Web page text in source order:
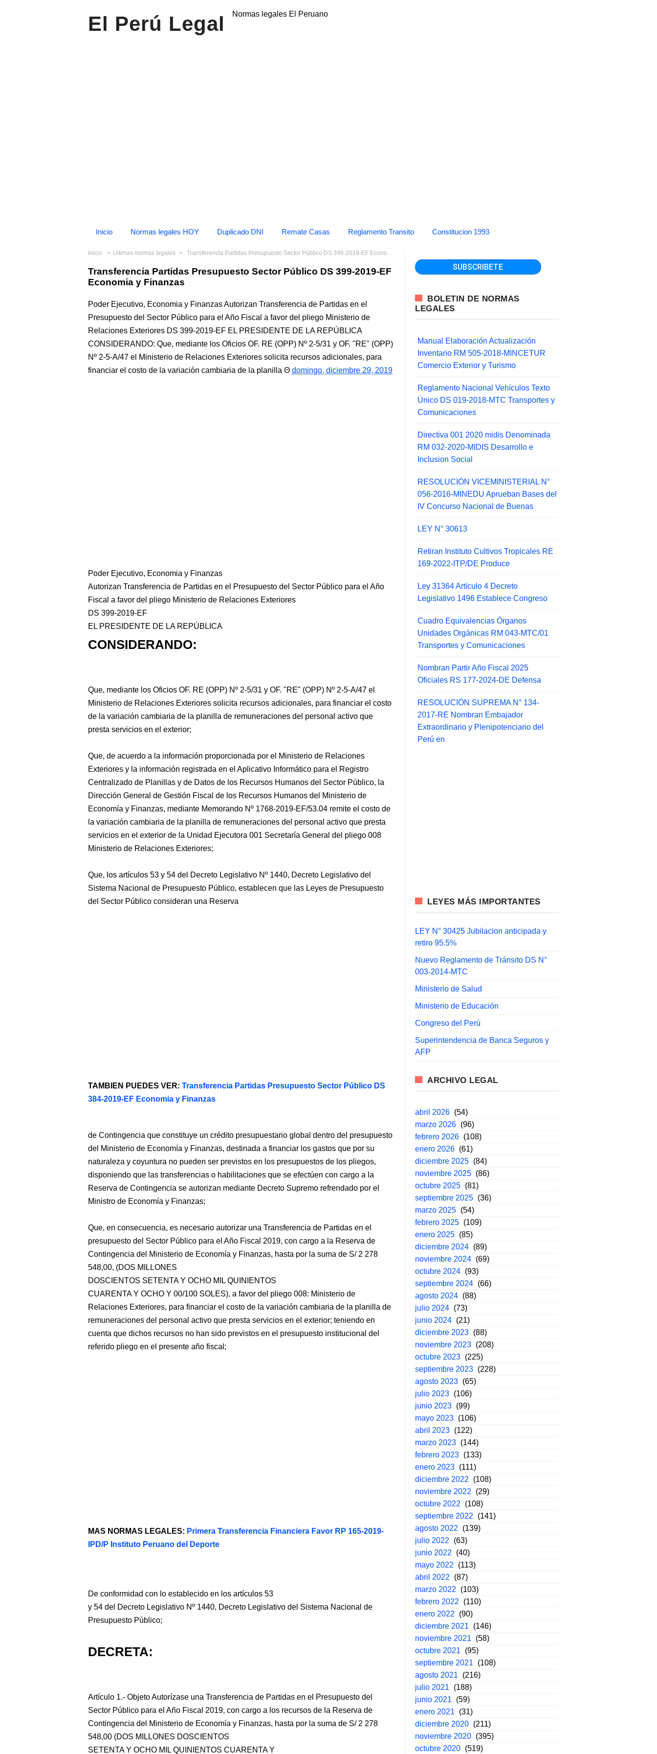
El Perú Legal Normas legales El Peruano
Inicio Normas legales HOY Duplicado DNI Remate Casas Reglamento Transito Constitucion 1993
Inicio Últimas normas legales Transferencia Partidas Presupuesto Sector Público DS 399-2019-EF Economia y Finanzas
Transferencia Partidas Presupuesto Sector Público DS 399-2019-EF
Economia y Finanzas
Poder Ejecutivo, Economia y Finanzas Autorizan Transferencia de Partidas en el
Presupuesto del Sector Público para el Año Fiscal a favor del pliego Ministerio de
Relaciones Exteriores DS 399-2019-EF EL PRESIDENTE DE LA REPÚBLICA
CONSIDERANDO: Que, mediante los Oficios OF. RE (OPP) Nº 2-5/31 y OF. "RE" (OPP)
Nº 2-5-A/47 el Ministerio de Relaciones Exteriores solicita recursos adicionales, para
financiar el costo de la variación cambiaria de la planilla
domingo, diciembre 29, 2019
Poder Ejecutivo, Economia y Finanzas
Autorizan Transferencia de Partidas en el Presupuesto del Sector Público para el Año
Fiscal a favor del pliego Ministerio de Relaciones Exteriores
DS 399-2019-EF
EL PRESIDENTE DE LA REPÚBLICA
CONSIDERANDO:
Que, mediante los Oficios OF. RE (OPP) Nº 2-5/31 y OF. "RE" (OPP) Nº 2-5-A/47 el
Ministerio de Relaciones Exteriores solicita recursos adicionales, para financiar el costo
de la variación cambiaria de la planilla de remuneraciones del personal activo que
presta servicios en el exterior;
Que, de acuerdo a la información proporcionada por el Ministerio de Relaciones
Exteriores y la información registrada en el Aplicativo Informático para el Registro
Centralizado de Planillas y de Datos de los Recursos Humanos del Sector Público, la
Dirección General de Gestión Fiscal de los Recursos Humanos del Ministerio de
Economía y Finanzas, mediante Memorando Nº 1768-2019-EF/53.04 remite el costo de
la variación cambiaria de la planilla de remuneraciones del personal activo que presta
servicios en el exterior de la Unidad Ejecutora 001 Secretaría General del pliego 008
Ministerio de Relaciones Exteriores;
Que, los artículos 53 y 54 del Decreto Legislativo Nº 1440, Decreto Legislativo del
Sistema Nacional de Presupuesto Público, establecen que las Leyes de Presupuesto
del Sector Público consideran una Reserva
TAMBIEN PUEDES VER: Transferencia Partidas Presupuesto Sector Público DS
384-2019-EF Economia y Finanzas
de Contingencia que constituye un crédito presupuestario global dentro del presupuesto
del Ministerio de Economía y Finanzas, destinada a financiar los gastos que por su
naturaleza y coyuntura no pueden ser previstos en los presupuestos de los pliegos,
disponiendo que las transferencias o habilitaciones que se efectúen con cargo a la
Reserva de Contingencia se autorizan mediante Decreto Supremo refrendado por el
Ministro de Economía y Finanzas;
Que, en consecuencia, es necesario autorizar una Transferencia de Partidas en el
presupuesto del Sector Público para el Año Fiscal 2019, con cargo a la Reserva de
Contingencia del Ministerio de Economía y Finanzas, hasta por la suma de S/ 2 278
548,00, (DOS MILLONES
DOSCIENTOS SETENTA Y OCHO MIL QUINIENTOS
CUARENTA Y OCHO Y 00/100 SOLES), a favor del pliego 008: Ministerio de
Relaciones Exteriores, para financiar el costo de la variación cambiaria de la planilla de
remuneraciones del personal activo que presta servicios en el exterior; teniendo en
cuenta que dichos recursos no han sido previstos en el presupuesto institucional del
referido pliego en el presente año fiscal;
MAS NORMAS LEGALES: Primera Transferencia Financiera Favor RP 165-2019-
IPD/P Instituto Peruano del Deporte
De conformidad con lo establecido en los artículos 53
y 54 del Decreto Legislativo Nº 1440, Decreto Legislativo del Sistema Nacional de
Presupuesto Público;
DECRETA:
Artículo 1.- Objeto Autorízase una Transferencia de Partidas en el Presupuesto del
Sector Público para el Año Fiscal 2019, con cargo a los recursos de la Reserva de
Contingencia del Ministerio de Economía y Finanzas, hasta por la suma de S/ 2 278
548,00 (DOS MILLONES DOSCIENTOS
SETENTA Y OCHO MIL QUINIENTOS CUARENTA Y
BOLETIN DE NORMAS
LEGALES
Manual Elaboración Actualización
Inventario RM 505-2018-MINCETUR
Comercio Exterior y Turismo
Reglamento Nacional Vehículos Texto
Único DS 019-2018-MTC Transportes y
Comunicaciones
Directiva 001 2020 midis Denominada
RM 032-2020-MIDIS Desarrollo e
Inclusion Social
RESOLUCIÓN VICEMINISTERIAL N°
056-2016-MINEDU Aprueban Bases del
IV Concurso Nacional de Buenas
LEY N° 30613
Retiran Instituto Cultivos Tropicales RE
169-2022-ITP/DE Produce
Ley 31364 Artículo 4 Decreto
Legislativo 1496 Establece Congreso
Cuadro Equivalencias Órganos
Unidades Orgánicas RM 043-MTC/01
Transportes y Comunicaciones
Nombran Partir Año Fiscal 2025
Oficiales RS 177-2024-DE Defensa
RESOLUCIÓN SUPREMA N° 134-
2017-RE Nombran Embajador
Extraordinario y Plenipotenciario del
Perú en
LEYES MÁS IMPORTANTES
LEY N° 30425 Jubilacion anticipada y
retiro 95.5%
Nuevo Reglamento de Tránsito DS N°
003-2014-MTC
Ministerio de Salud
Ministerio de Educación
Congreso del Perú
Superintendencia de Banca Seguros y
AFP
ARCHIVO LEGAL
abril 2026 (54)
marzo 2026 (96)
febrero 2026 (108)
enero 2026 (61)
diciembre 2025 (84)
noviembre 2025 (86)
octubre 2025 (81)
septiembre 2025 (36)
marzo 2025 (54)
febrero 2025 (109)
enero 2025 (85)
diciembre 2024 (89)
noviembre 2024 (69)
octubre 2024 (93)
septiembre 2024 (66)
agosto 2024 (88)
julio 2024 (73)
junio 2024 (21)
diciembre 2023 (88)
noviembre 2023 (208)
octubre 2023 (225)
septiembre 2023 (228)
agosto 2023 (65)
julio 2023 (106)
junio 2023 (99)
mayo 2023 (106)
abril 2023 (122)
marzo 2023 (144)
febrero 2023 (133)
enero 2023 (111)
diciembre 2022
(108)
noviembre 2022
(29)
octubre 2022
(108)
septiembre 2022
(141)
agosto 2022
(139)
julio 2022
(63)
junio 2022
(40)
mayo 2022
(113)
abril 2022
(87)
marzo 2022
(103)
febrero 2022
(110)
enero 2022
(90)
diciembre 2021
(146)
noviembre 2021
(58)
octubre 2021
(95)
septiembre 2021
(108)
agosto 2021
(216)
julio 2021
(188)
junio 2021
(59)
enero 2021
(31)
diciembre 2020 (211)
noviembre 2020 (395)
octubre 2020 (519)